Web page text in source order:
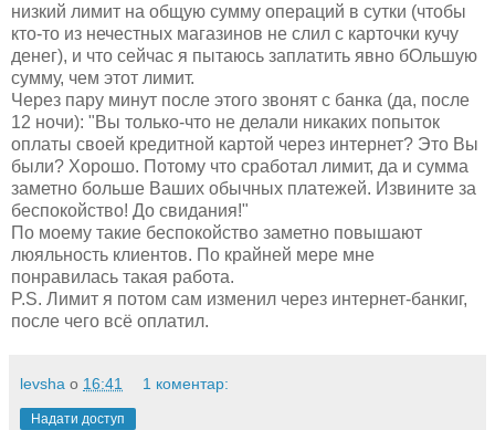
низкий лимит на общую сумму операций в сутки (чтобы
кто-то из нечестных магазинов не слил с карточки кучу
денег), и что сейчас я пытаюсь заплатить явно бОльшую
сумму, чем этот лимит.
Через пару минут после этого звонят с банка (да, после
12 ночи): "Вы только-что не делали никаких попыток
оплаты своей кредитной картой через интернет? Это Вы
были? Хорошо. Потому что сработал лимит, да и сумма
заметно больше Ваших обычных платежей. Извините за
беспокойство! До свидания!"
По моему такие беспокойство заметно повышают
люяльность клиентов. По крайней мере мне
понравилась такая работа.
P.S. Лимит я потом сам изменил через интернет-банкиг,
после чего всё оплатил.
levsha о 16:41 1 коментар:
Надати доступ